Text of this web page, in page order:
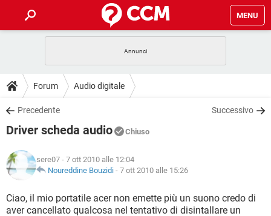
MENU
INTRATTENIMENTO
iOS
INSTAGRAM WHATSAPP
TIKTOK
HARDWARE
GUIDE
COVID-19
INSTAGRAM
TIKTOK
HARDWARE
DOWNLOAD
COVID-19 GAMING
INTRATTENIMENTO
iOS WINDOWS 10
INSTAGRAM WHATSAPP
TIKTOK FACEBOOK
COVID-19
INTRATTENIMENTO
iOS WINDOWS 10
GLOSSARIO
COVID-19 GAMING
INTRATTENIMENTO ANDROID
Forum Audio digitale
Precedente Successivo
Driver scheda audio Chiuso
sere07 - 7 ott 2010 alle 12:04
Noureddine Bouzidi - 7 ott 2010 alle 15:26
Ciao, il mio portatile acer non emette più un suono credo di
aver cancellato qualcosa nel tentativo di disintallare un